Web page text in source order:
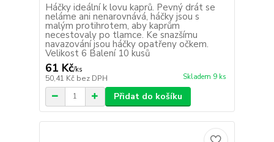
Háčky ideální k lovu kaprů. Pevný drát se
neláme ani nenarovnává, háčky jsou s
malým protihrotem, aby kaprům
necestovaly po tlamce. Ke snazšímu
navazování jsou háčky opatřeny očkem.
Velikost 6 Balení 10 kusů
61 Kč/ks
50,41 Kč bez DPH Skladem 9 ks
Přidat do košíku